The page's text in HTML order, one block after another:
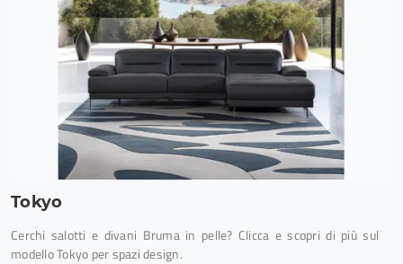
Tokyo
Cerchi salotti e divani Bruma in pelle? Clicca e scopri di più sul
modello Tokyo per spazi design.